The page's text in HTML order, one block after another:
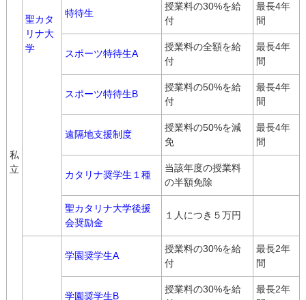
私
立
聖カタ
リナ大
学
特待生
授業料の30%を給
付
最長4年
間
スポーツ特待生A
授業料の全額を給
付
最長4年
間
スポーツ特待生B
授業料の50%を給
付
最長4年
間
遠隔地支援制度
授業料の50%を減
免
最長4年
間
カタリナ奨学生１種
当該年度の授業料
の半額免除
聖カタリナ大学後援
会奨励金
１人につき５万円
学園奨学生A
授業料の30%を給
付
最長2年
間
学園奨学生B
授業料の30%を給
最長2年